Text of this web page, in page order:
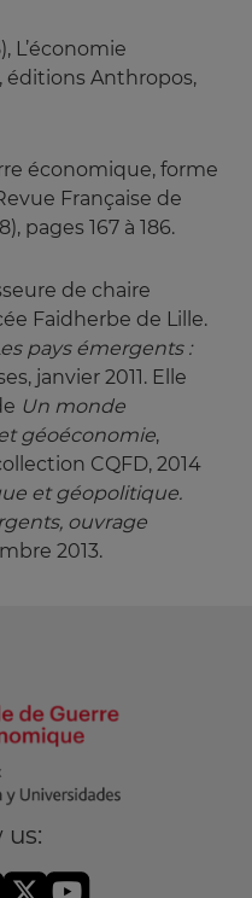
L’économie
éditions Anthropos,
économique, forme
Française de
pages 167 à 186.
de chaire
Faidherbe de Lille.
pays émergents :
janvier 2011. Elle
Un monde
géoéconomie,
CQFD, 2014
et géopolitique.
ouvrage
2013.
us: